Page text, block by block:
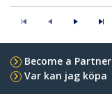
Become a Partner
Var kan jag köpa